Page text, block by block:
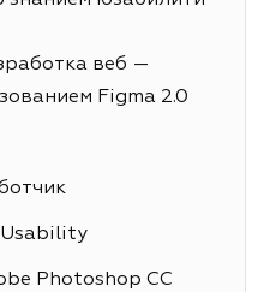
веб —
Figma 2.0
Usability
Photoshop СС